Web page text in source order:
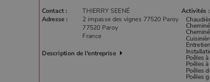
Contact :
THIERRY SEENÉ
Adresse :
2 impasse des vignes 77520 Paroy
77520 Paroy
France
Description de l'entreprise
Activités :